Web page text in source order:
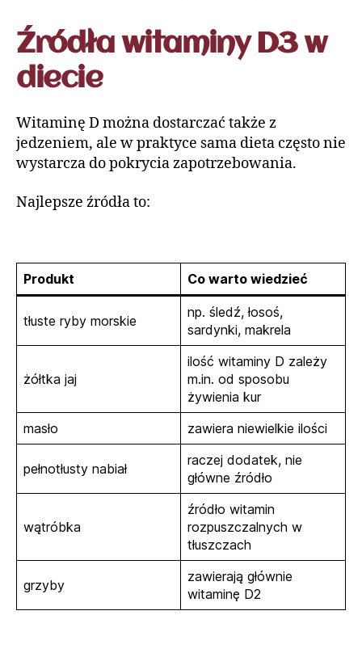
Źródła witaminy D3 w
diecie
Witaminę D można dostarczać także z
jedzeniem, ale w praktyce sama dieta często nie
wystarcza do pokrycia zapotrzebowania.
Najlepsze źródła to:
Produkt Co warto wiedzieć
tłuste ryby morskie
np. śledź, łosoś,
sardynki, makrela
żółtka jaj
ilość witaminy D zależy
m.in. od sposobu
żywienia kur
masło
zawiera niewielkie ilości
pełnotłusty nabiał
raczej dodatek, nie
główne źródło
wątróbka
źródło witamin
rozpuszczalnych w
tłuszczach
grzyby
zawierają głównie
witaminę D2